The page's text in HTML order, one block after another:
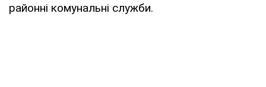
районні комунальні служби.